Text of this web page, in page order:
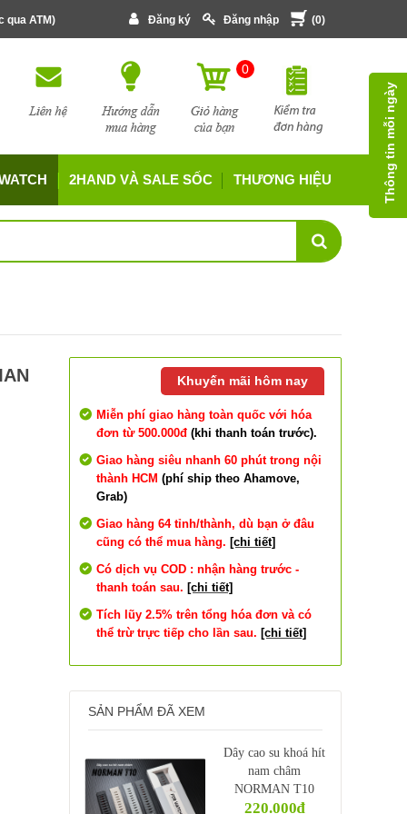
qua ATM) Đăng ký Đăng nhập (0)
0
2HAND VÀ SALE SỐC THƯƠNG HIỆU
Khuyến mãi hôm nay
Miễn phí giao hàng toàn quốc với hóa
đơn từ 500.000đ (khi thanh toán trước).
Giao hàng siêu nhanh 60 phút trong nội
thành HCM (phí ship theo Ahamove,
Grab)
Giao hàng 64 tỉnh/thành, dù bạn ở đâu
cũng có thể mua hàng. [chi tiết]
Có dịch vụ COD : nhận hàng trước -
thanh toán sau. [chi tiết]
Tích lũy 2.5% trên tổng hóa đơn và có
thể trừ trực tiếp cho lần sau. [chi tiết]
SẢN PHẨM ĐÃ XEM
Dây cao su khoá hít
nam châm
NORMAN T10
(22mm)
220.000₫
Thông tin mỗi ngày